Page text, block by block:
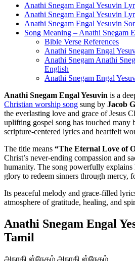
Anathi Snegam Engal Yesuvin
Anathi Snegam Engal Yesuvin
Anathi Snegam Engal Yesuvin
Song Meaning – Anathi Snegam
Bible Verse References
Anathi Snegam Engal
Anathi Snegam Anathi
English
Anathi Snegam Engal
Anathi Snegam Engal Yesuvin is a
Christian worship song sung by Jacob G
the everlasting love and grace of Jesus
uplifting gospel song has touched many
scripture-centered lyrics and heartfelt
The title means “The Eternal Love of
Christ’s never-ending compassion and
humanity. The song powerfully explains
glory to redeem sinners through mercy,
Its peaceful melody and grace-filled
atmosphere of gratitude, healing, and
Anathi Snegam Engal
Tamil
அநாதி ஸ்நேகம் அநாதி ஸ்நேகம்